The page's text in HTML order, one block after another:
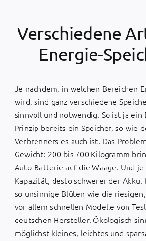
Verschiedene
Energie-
Je nachdem, in welchen Bereichen
wird, sind ganz verschiedene
sinnvoll und notwendig. So ist ja ein
Prinzip bereits ein Speicher, so wie
Verbrenners es auch ist. Das
Gewicht: 200 bis 700 Kilogramm
Auto-Batterie auf die Waage. Und
Kapazität, desto schwerer der Akku.
so unsinnige Blüten wie die
vor allem schnellen Modelle von
deutschen Hersteller. Ökologisch
möglichst kleines, leichtes und